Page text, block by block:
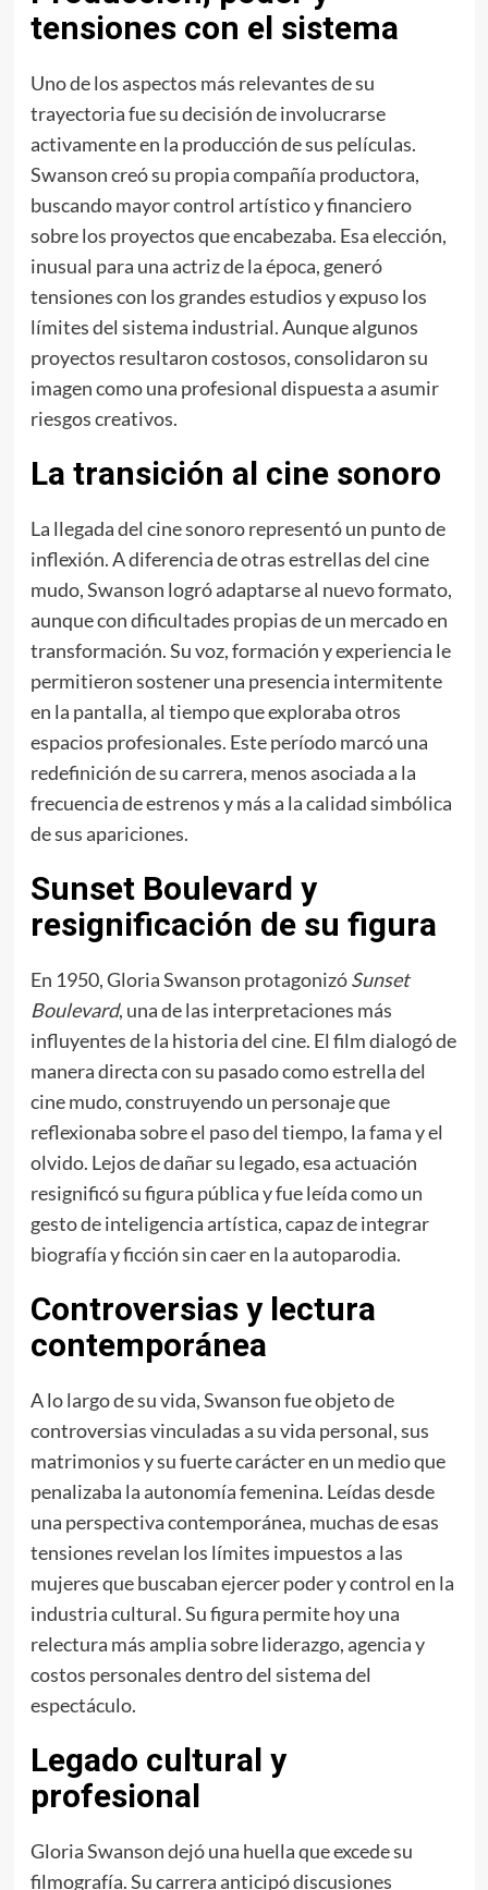
tensiones con el sistema
Uno de los aspectos más relevantes de su
trayectoria fue su decisión de involucrarse
activamente en la producción de sus películas.
Swanson creó su propia compañía productora,
buscando mayor control artístico y financiero
sobre los proyectos que encabezaba. Esa elección,
inusual para una actriz de la época, generó
tensiones con los grandes estudios y expuso los
límites del sistema industrial. Aunque algunos
proyectos resultaron costosos, consolidaron su
imagen como una profesional dispuesta a asumir
riesgos creativos.
La transición al cine sonoro
La llegada del cine sonoro representó un punto de
inflexión. A diferencia de otras estrellas del cine
mudo, Swanson logró adaptarse al nuevo formato,
aunque con dificultades propias de un mercado en
transformación. Su voz, formación y experiencia le
permitieron sostener una presencia intermitente
en la pantalla, al tiempo que exploraba otros
espacios profesionales. Este período marcó una
redefinición de su carrera, menos asociada a la
frecuencia de estrenos y más a la calidad simbólica
de sus apariciones.
Sunset Boulevard y
resignificación de su figura
En 1950, Gloria Swanson protagonizóSunset
Boulevard, una de las interpretaciones más
influyentes de la historia del cine. El film dialogó de
manera directa con su pasado como estrella del
cine mudo, construyendo un personaje que
reflexionaba sobre el paso del tiempo, la fama y el
olvido. Lejos de dañar su legado, esa actuación
resignificó su figura pública y fue leída como un
gesto de inteligencia artística, capaz de integrar
biografía y ficción sin caer en la autoparodia.
Controversias y lectura
contemporánea
A lo largo de su vida, Swanson fue objeto de
controversias vinculadas a su vida personal, sus
matrimonios y su fuerte carácter en un medio que
penalizaba la autonomía femenina. Leídas desde
una perspectiva contemporánea, muchas de esas
tensiones revelan los límites impuestos a las
mujeres que buscaban ejercer poder y control en la
industria cultural. Su figura permite hoy una
relectura más amplia sobre liderazgo, agencia y
costos personales dentro del sistema del
espectáculo.
Legado cultural y
profesional
Gloria Swanson dejó una huella que excede su
filmografía. Su carrera anticipó discusiones